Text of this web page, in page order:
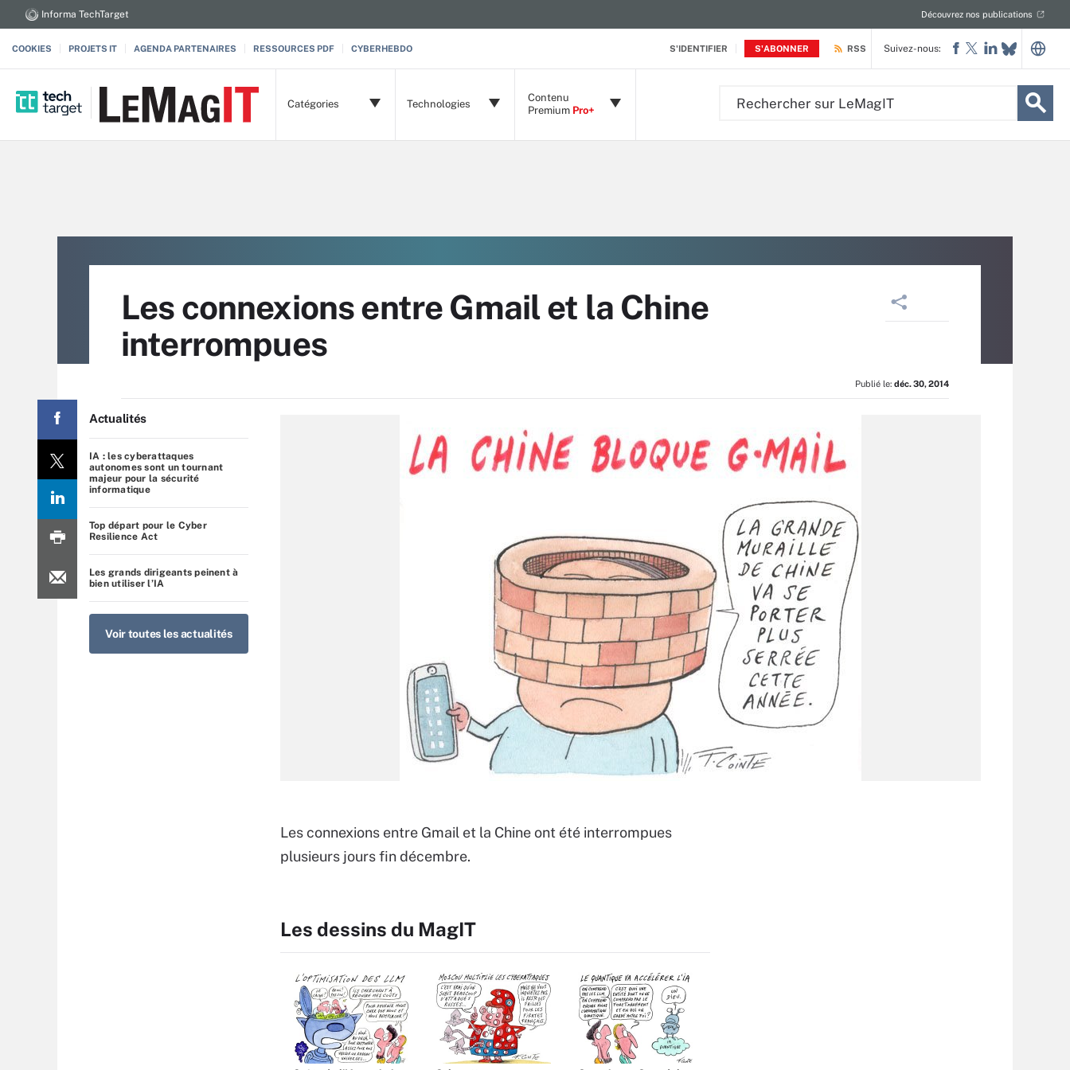
S'IDENTIFIER S'ABONNER
Informa TechTarget Découvrez nos publications
COOKIES PROJETS IT AGENDA PARTENAIRES RESSOURCES PDF CYBERHEBDO RSS
Catégories Technologies
Contenu
Premium Pro+
Suivez-nous:
Les connexions entre Gmail et la Chine
interrompues
Publié le: déc. 30, 2014
Actualités
IA : les cyberattaques
autonomes sont un tournant
majeur pour la sécurité
informatique
Top départ pour le Cyber
Resilience Act
Les grands dirigeants peinent à
bien utiliser l’IA
Voir toutes les actualités
Les connexions entre Gmail et la Chine ont été interrompues
plusieurs jours fin décembre.
Les dessins du MagIT